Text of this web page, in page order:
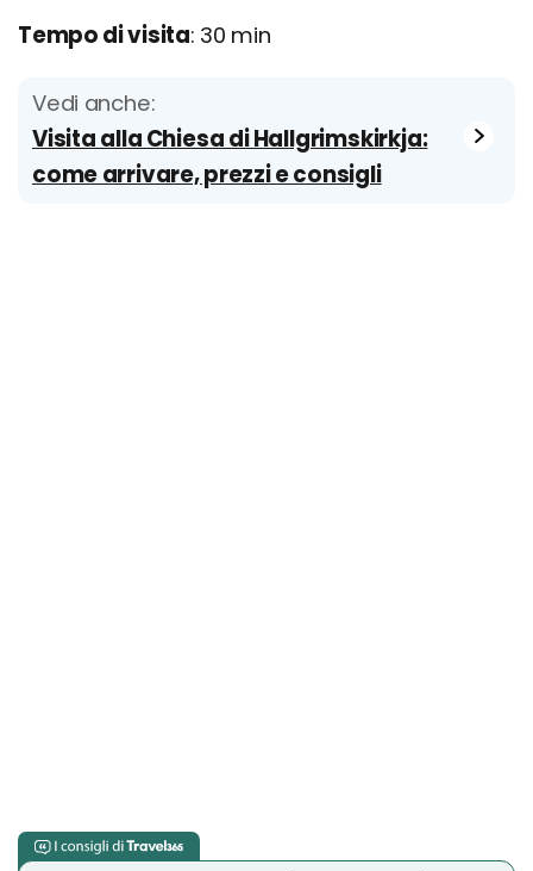
Tempo di visita: 30 min
Vedi anche:
Visita alla Chiesa di Hallgrimskirkja:
come arrivare, prezzi e consigli